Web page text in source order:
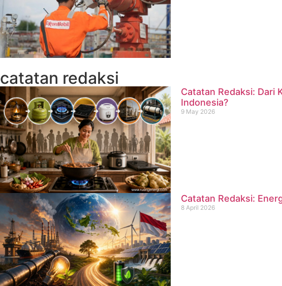
catatan redaksi
Catatan Redaksi: Dari
Indonesia?
9 May 2026
Catatan Redaksi:
8 April 2026